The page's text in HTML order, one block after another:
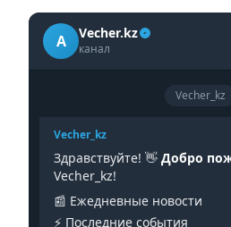
A Vecher.kz
канал
Vecher_kz
Vecher_kz
Здравствуйте! 👋 Добро
Vecher_kz!
📰 Ежедневные новости
⚡️ Последние события